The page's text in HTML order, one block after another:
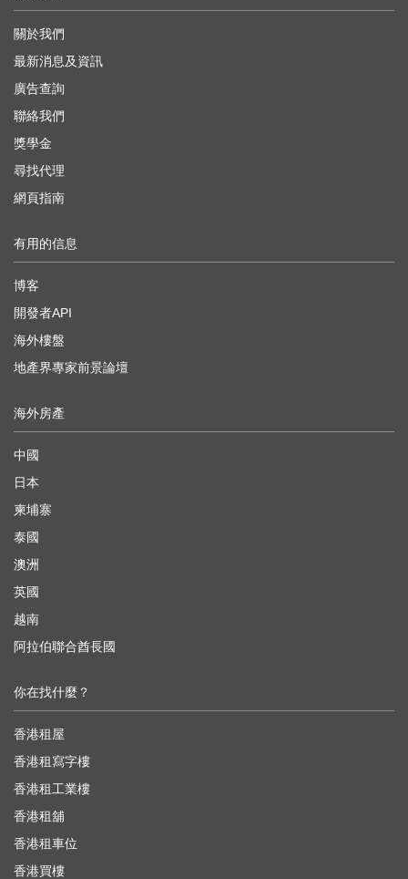
關於我們
最新消息及資訊
廣告查詢
聯絡我們
獎學金
尋找代理
網頁指南
有用的信息
博客
開發者API
海外樓盤
地產界專家前景論壇
海外房產
中國
日本
柬埔寨
泰國
澳洲
英國
越南
阿拉伯聯合酋長國
你在找什麼？
香港租屋
香港租寫字樓
香港租工業樓
香港租舖
香港租車位
香港買樓